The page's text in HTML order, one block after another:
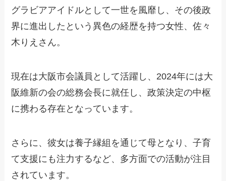
グラビアアイドルとして一世を風靡し、その後政
界に進出したという異色の経歴を持つ女性、佐々
木りえさん。
現在は大阪市会議員として活躍し、2024年には大
阪維新の会の総務会長に就任し、政策決定の中枢
に携わる存在となっています。
さらに、彼女は養子縁組を通じて母となり、子育
て支援にも注力するなど、多方面での活動が注目
されています。